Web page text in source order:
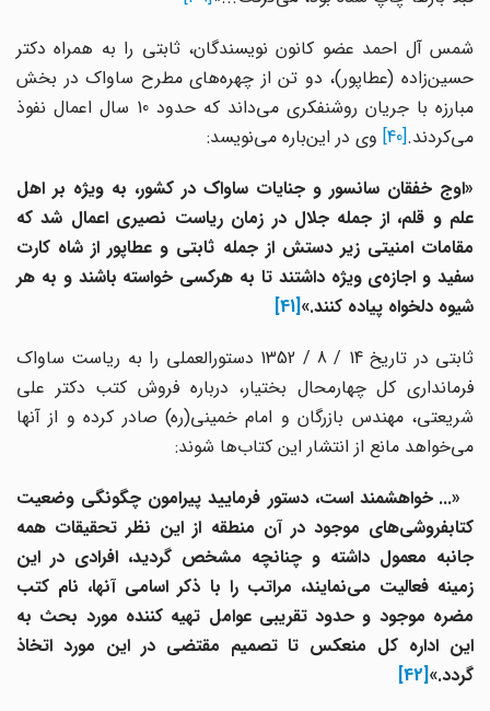
شمس آل احمد عضو کانون نویسندگان، ثابتی را به همراه دکتر
حسین‌زاده (عطاپور)، دو تن از چهره‌های مطرح ساواک در بخش
مبارزه با جریان روشنفکری می‌داند که حدود 10 سال اعمال نفوذ
می‌کردند.[40]
وی در این‌باره می‌نویسد:
«اوج خفقان سانسور و جنایات ساواک در کشور، به ویژه بر اهل
علم و قلم، از جمله جلال در زمان ریاست نصیری اعمال شد که
مقامات امنیتی زیر دستش از جمله ثابتی و عطاپور از شاه کارت
سفید و اجازه‌ی ویژه داشتند تا به هرکسی خواسته باشند و به هر
شیوه دلخواه پیاده کنند.»[41]
ثابتی در تاریخ 14 / 8 / 1352 دستورالعملی را به ریاست ساواک
فرمانداری کل چهارمحال بختیار، درباره فروش کتب دکتر علی
شریعتی، مهندس بازرگان و امام خمینی(ره) صادر کرده و از آنها
می‌خواهد مانع از انتشار این کتاب‌ها شوند:
«... خواهشمند است، دستور فرمایید پیرامون چگونگی وضعیت
کتابفروشی‌های موجود در آن منطقه از این نظر تحقیقات همه
جانبه معمول داشته و چنانچه مشخص گردید، افرادی در این
زمینه فعالیت می‌نمایند، مراتب را با ذکر اسامی آنها، نام کتب
مضره موجود و حدود تقریبی عوامل تهیه کننده مورد بحث به
این اداره کل منعکس تا تصمیم مقتضی در این مورد اتخاذ
گردد.»[42]